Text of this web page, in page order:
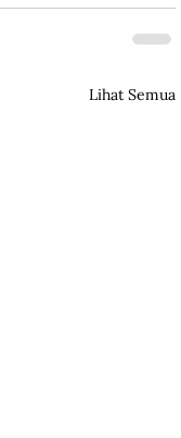
Lihat Semua